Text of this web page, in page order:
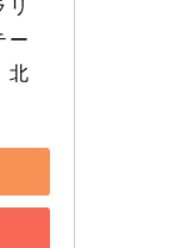
ー
北